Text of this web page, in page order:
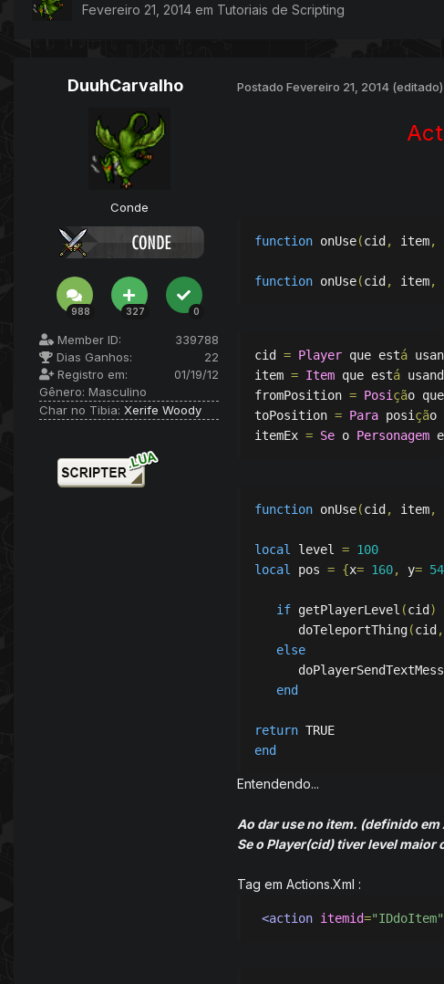
Fevereiro 21, 2014 em Tutoriais de Scripting
DuuhCarvalho
Conde
988 327 0
Member ID:
339788
Dias Ganhos:
22
Registro em:
01/19/12
Gênero: Masculino
Char no Tibia: Xerife Woody
Postado Fevereiro 21, 2014 (editado)
function onUse(cid , item,
function onUse(cid , item,
cid = Player que está
item = Item que está
fromPosition = Posi ção
toPosition = Para posi ção
itemEx = Se o Personagem
function onUse(cid , item,
local level = 100
local
pos = {x= 160, y= 54
if getPlayerLevel (cid )
      doTeleportThing
(cid ,
else
end
return
end
Entendendo...
Ao dar use no item. (definido
Se o Player(cid) tiver level maior
Tag em Actions.Xml :
<action itemid="IDdoItem"